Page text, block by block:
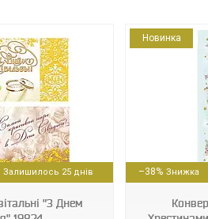
Залишилось 25 днів
"З Днем
Новинка
–38%